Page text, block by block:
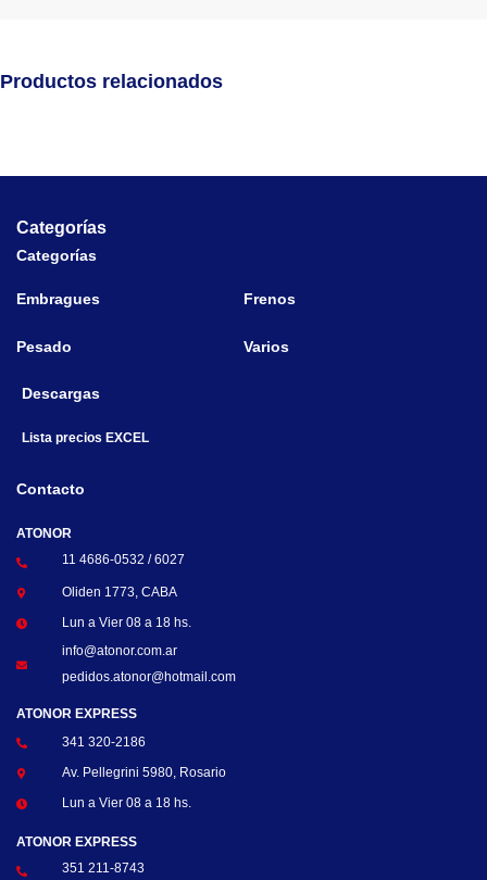
Productos relacionados
Categorías
Categorías
Embragues Frenos
Pesado Varios
Descargas
Lista precios EXCEL
Contacto
ATONOR
11 4686-0532 / 6027
Oliden 1773, CABA
Lun a Vier 08 a 18 hs.
info@atonor.com.ar
pedidos.atonor@hotmail.com
ATONOR EXPRESS
341 320-2186
Av. Pellegrini 5980, Rosario
Lun a Vier 08 a 18 hs.
ATONOR EXPRESS
351 211-8743